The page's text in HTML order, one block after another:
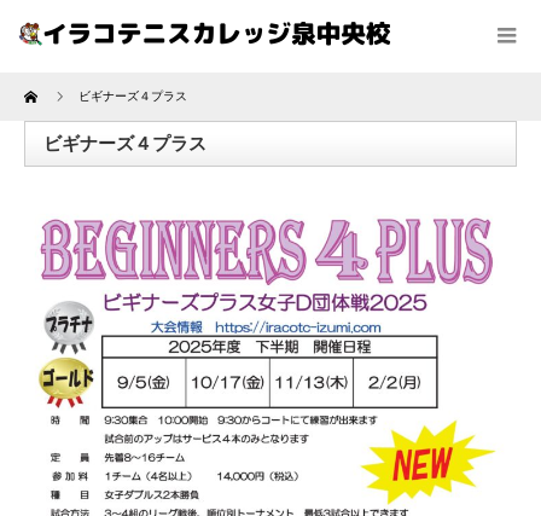
Home ビギナーズ４プラス
ビギナーズ４プラス